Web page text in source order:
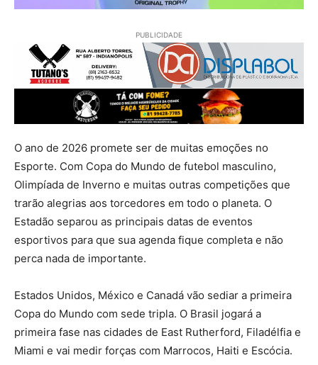
PUBLICIDADE
O ano de 2026 promete ser de muitas emoções no
Esporte. Com Copa do Mundo de futebol masculino,
Olimpíada de Inverno e muitas outras competições que
trarão alegrias aos torcedores em todo o planeta. O
Estadão separou as principais datas de eventos
esportivos para que sua agenda fique completa e não
perca nada de importante.
Estados Unidos, México e Canadá vão sediar a primeira
Copa do Mundo com sede tripla. O Brasil jogará a
primeira fase nas cidades de East Rutherford, Filadélfia e
Miami e vai medir forças com Marrocos, Haiti e Escócia.